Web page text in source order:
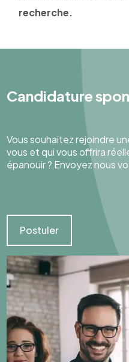
recherche.
Candidature
Vous souhaitez rejoindre
vous et qui vous offrira
épanouir ? Envoyez nous
Postuler